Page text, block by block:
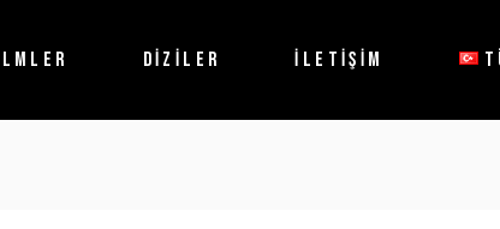
DİZİLER İLETİŞİM